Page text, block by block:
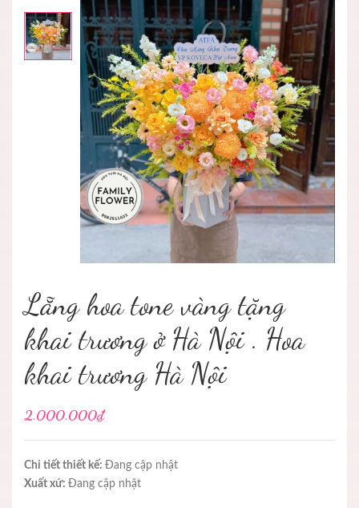
Lẵng hoa tone vàng tặng
khai trương ở Hà Nội . Hoa
khai trương Hà Nội
2.000.000₫
Chi tiết thiết kế: Đang cập nhật
Xuất xứ: Đang cập nhật